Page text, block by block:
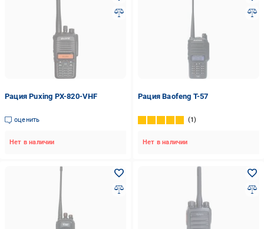
Рация Puxing PX-820-VHF
оценить
Нет в наличии
Рация Baofeng T-57
1
Нет в наличии